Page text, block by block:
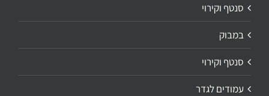
סנטף וקירוי
במבוק
סנטף וקירוי
עמודים לגדר